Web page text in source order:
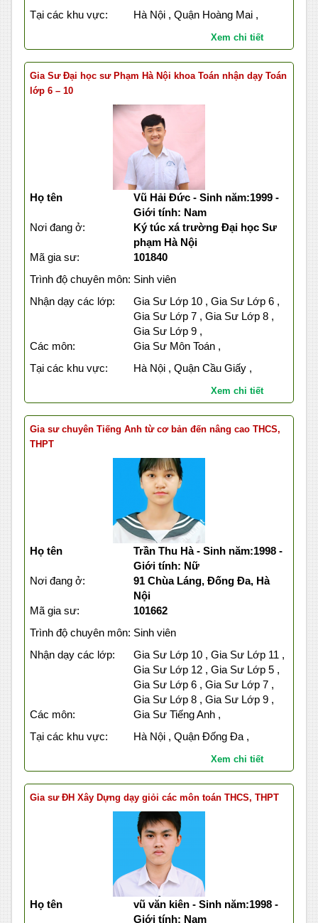
Tại các khu vực:
Hà Nội , Quận Hoàng Mai ,
Xem chi tiết
Gia Sư Đại học sư Phạm Hà Nội khoa Toán nhận dạy Toán
lớp 6 – 10
Họ tên
Vũ Hải Đức - Sinh năm:1999 -
Giới tính: Nam
Nơi đang ở:
Ký túc xá trường Đại học Sư
phạm Hà Nội
Mã gia sư:
101840
Trình độ chuyên môn: Sinh viên
Nhận dạy các lớp:
Gia Sư Lớp 10 , Gia Sư Lớp 6 ,
Gia Sư Lớp 7 , Gia Sư Lớp 8 ,
Gia Sư Lớp 9 ,
Các môn:
Gia Sư Môn Toán ,
Tại các khu vực:
Hà Nội , Quận Cầu Giấy ,
Xem chi tiết
Gia sư chuyên Tiếng Anh từ cơ bản đến nâng cao THCS,
THPT
Họ tên
Trần Thu Hà - Sinh năm:1998 -
Giới tính: Nữ
Nơi đang ở:
91 Chùa Láng, Đống Đa, Hà
Nội
Mã gia sư:
101662
Trình độ chuyên môn: Sinh viên
Nhận dạy các lớp:
Gia Sư Lớp 10 , Gia Sư Lớp 11 ,
Gia Sư Lớp 12 , Gia Sư Lớp 5 ,
Gia Sư Lớp 6 , Gia Sư Lớp 7 ,
Gia Sư Lớp 8 , Gia Sư Lớp 9 ,
Các môn:
Gia Sư Tiếng Anh ,
Tại các khu vực:
Hà Nội , Quận Đống Đa ,
Xem chi tiết
Gia sư ĐH Xây Dựng dạy giỏi các môn toán THCS, THPT
Họ tên
vũ văn kiên - Sinh năm:1998 -
Giới tính: Nam